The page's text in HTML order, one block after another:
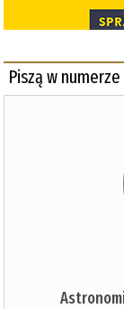
Piszą w numerze